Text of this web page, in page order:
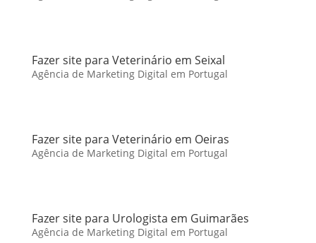
Fazer site para Veterinário em Seixal
Agência de Marketing Digital em Portugal
Fazer site para Veterinário em Oeiras
Agência de Marketing Digital em Portugal
Fazer site para Urologista em Guimarães
Agência de Marketing Digital em Portugal